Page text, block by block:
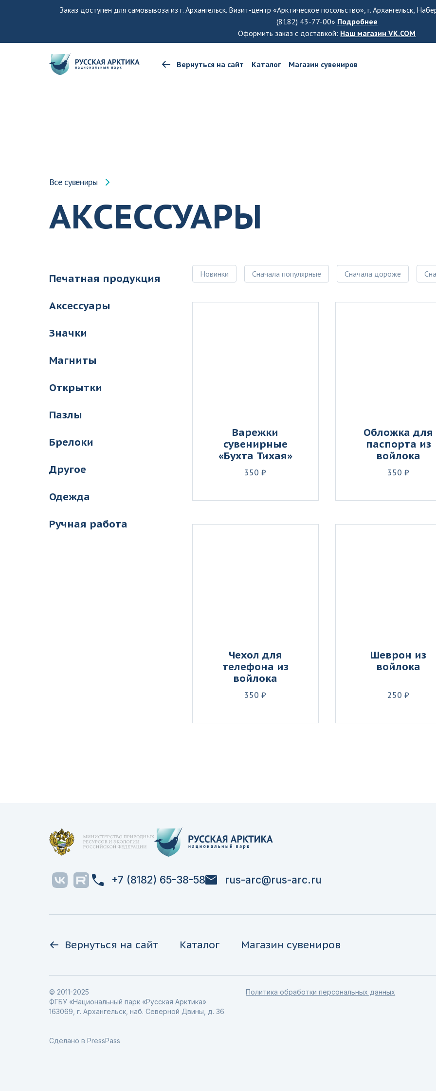
Заказ доступен для самовывоза из г. Архангельск. Визит-центр «Арктическое посольство», г. Архангельск,
(8182) 43-77-00» Подробнее
Оформить заказ с доставкой: Наш магазин VK.COM
Вернуться на сайт Каталог Магазин сувениров
Все сувениры
АКСЕССУАРЫ
Печатная продукция
Аксессуары
Значки
Магниты
Открытки
Пазлы
Брелоки
Другое
Одежда
Ручная работа
Новинки Сначала популярные Сначала дороже
Варежки
сувенирные
«Бухта Тихая»
350 ₽
Обложка для
паспорта из
войлока
350 ₽
Чехол для
телефона из
войлока
350 ₽
Шеврон из
войлока
250 ₽
+7 (8182) 65-38-58 rus-arc@rus-arc.ru
Вернуться на сайт Каталог Магазин сувениров
© 2011-2025
ФГБУ «Национальный парк «Русская Арктика»
163069, г. Архангельск, наб. Северной Двины, д. 36
Сделано в PressPass
Политика обработки персональных данных